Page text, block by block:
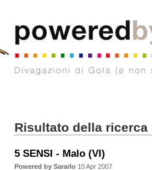
Risultato della ricerca
5 SENSI - Malo (VI)
Powered by Sararlo 10 Apr 2007